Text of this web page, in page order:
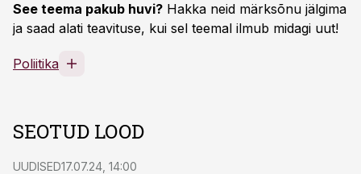
See teema pakub huvi? Hakka neid märksõnu jälgima
ja saad alati teavituse, kui sel teemal ilmub midagi uut!
Poliitika
SEOTUD LOOD
UUDISED17.07.24, 14:00